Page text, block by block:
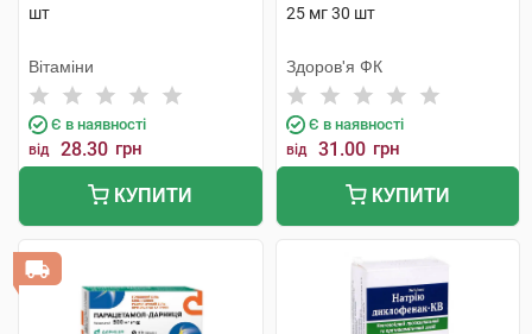
шт
Вітаміни
Є в наявності
від 28.30 грн
КУПИТИ
25 мг 30 шт
Здоров'я ФК
Є в наявності
від 31.00 грн
КУПИТИ